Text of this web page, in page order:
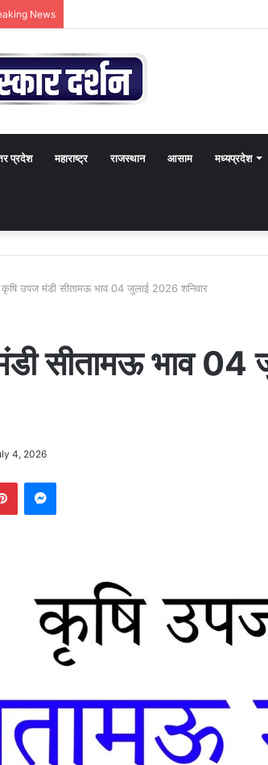
News
प्रदेश महाराष्ट्र राजस्थान आसाम मध्यप्रदेश
कृषि उपज मंडी सीतामऊ भाव 04 जुलाई 2026 शनिवार
सीतामऊ भाव
4, 2026
PinterestMessenger